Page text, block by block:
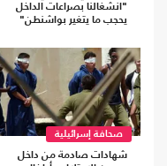
"انشغالنا بصراعات الداخل
يحجب ما يتغير بواشنطن"
صحافة إسرائيلية
شهادات صادمة من داخل